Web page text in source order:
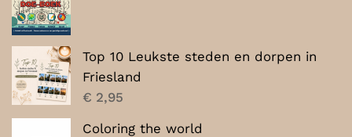
Top 10 Leukste steden en dorpen in
Friesland
€ 2,95
Coloring the world